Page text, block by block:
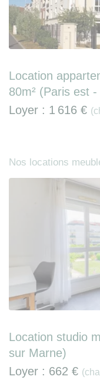
Location
80m² (Paris est
Loyer : 1 616 €
Nos locations
Location studio
sur Marne)
Loyer : 662 €